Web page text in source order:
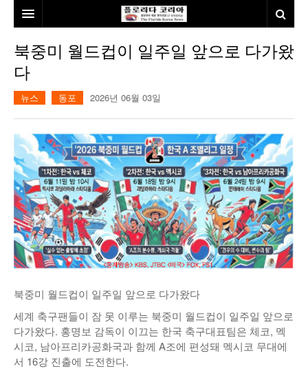
뉴스
미국
발행인칼럼
김명열칼럼
이명덕칼럼
김선옥칼럼
김원동칼럼
건강
본보특집
100인선/독자광장
100인선
독자광장
여행
인근여행지
놀이공원
낚시/비치
골프
인터뷰/탐방
북중미 월드컵이 일주일 앞으로 다가왔
다
뉴스 동포 2026년 06월 03일
북중미 월드컵이 일주일 앞으로 다가왔다
세계 축구팬들이 잠 못 이루는 북중미 월드컵이 일주일 앞으로
다가왔다. 홍명보 감독이 이끄는 한국 축구대표팀은 체코, 멕
시코, 남아프리카공화국과 함께 A조에 편성돼 멕시코 무대에
서 16강 진출에 도전한다.